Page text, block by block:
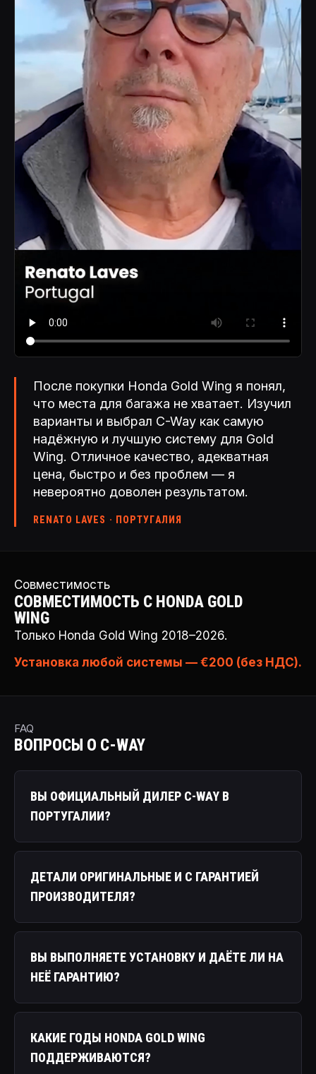
После покупки Honda Gold Wing я понял,
что места для багажа не хватает. Изучил
варианты и выбрал C-Way как самую
надёжную и лучшую систему для Gold
Wing. Отличное качество, адекватная
цена, быстро и без проблем — я
невероятно доволен результатом.
RENATO LAVES · ПОРТУГАЛИЯ
Совместимость
СОВМЕСТИМОСТЬ С HONDA GOLD
WING
Только Honda Gold Wing 2018–2026.
Установка любой системы — €200 (без НДС).
FAQ
ВОПРОСЫ О C-WAY
ВЫ ОФИЦИАЛЬНЫЙ ДИЛЕР C-WAY В
ПОРТУГАЛИИ?
ДЕТАЛИ ОРИГИНАЛЬНЫЕ И С ГАРАНТИЕЙ
ПРОИЗВОДИТЕЛЯ?
ВЫ ВЫПОЛНЯЕТЕ УСТАНОВКУ И ДАЁТЕ ЛИ НА
НЕЁ ГАРАНТИЮ?
КАКИЕ ГОДЫ HONDA GOLD WING
ПОДДЕРЖИВАЮТСЯ?